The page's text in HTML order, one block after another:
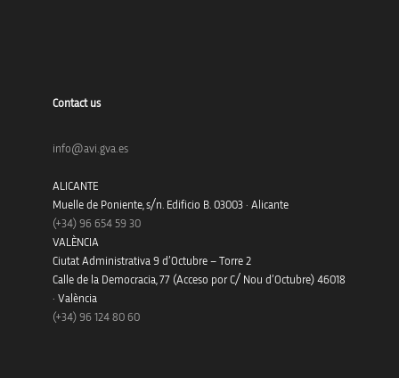
Contact us
info@avi.gva.es
ALICANTE
Muelle de Poniente, s/n. Edificio B. 03003 · Alicante
(+34) 96 654 59 30
VALÈNCIA
Ciutat Administrativa 9 d’Octubre – Torre 2
Calle de la Democracia, 77 (Acceso por C/ Nou d’Octubre) 46018
· València
(+34) 96 124 80 60